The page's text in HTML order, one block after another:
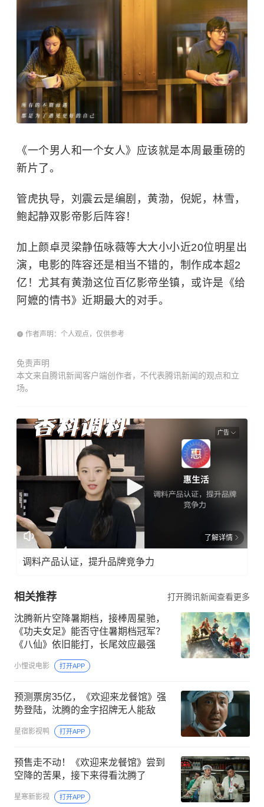
《一个男人和一个女人》应该就是本周最重磅的
新片了。
管虎执导，刘震云是编剧，黄渤，倪妮，林雪，
鲍起静双影帝影后阵容！
加上颜卓灵梁静伍咏薇等大大小小近20位明星出
演，电影的阵容还是相当不错的，制作成本超2
亿！尤其有黄渤这位百亿影帝坐镇，或许是《给
阿嬷的情书》近期最大的对手。
作者声明：个人观点，仅供参考
免责声明
本文来自腾讯新闻客户端创作者，不代表腾讯新闻的观点和立
场。
广告
了解详情
调料产品认证，提升品牌竞争力
相关推荐 打开腾讯新闻查看更多
沈腾新片空降暑期档，接棒周星驰，
《功夫女足》能否守住暑期档冠军？
《八仙》依旧能打，长尾效应最强
小悝说电影 打开APP
预测票房35亿，《欢迎来龙餐馆》强
势登陆，沈腾的金字招牌无人能敌
星宿影视鸭 打开APP
预售走不动！《欢迎来龙餐馆》尝到
空降的苦果，接下来得看沈腾了
星寒新影视 打开APP